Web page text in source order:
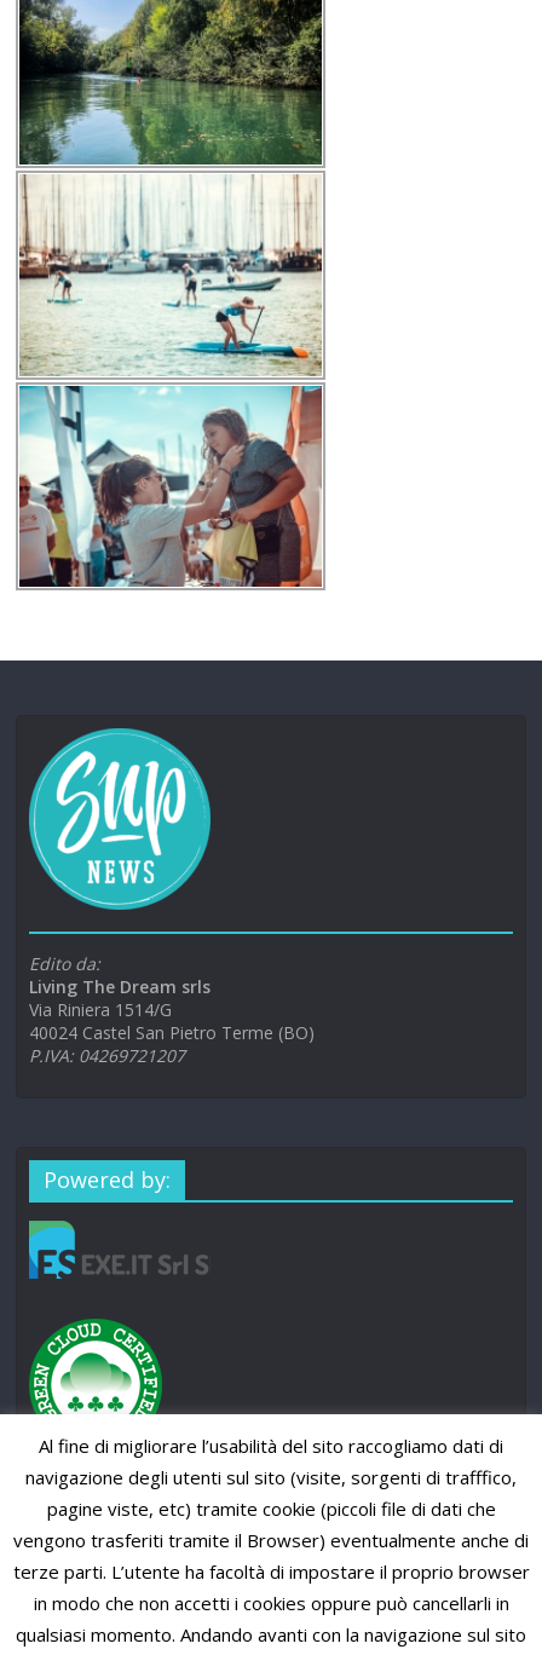
Edito da:
Living The Dream srls
Via Riniera 1514/G
40024 Castel San Pietro Terme (BO)
P.IVA: 04269721207
Powered by:
Copyright © 2026SUP News Magazine. All rights reserved.
Al fine di migliorare l’usabilità del sito raccogliamo dati di
navigazione degli utenti sul sito (visite, sorgenti di trafffico,
pagine viste, etc) tramite cookie (piccoli file di dati che
vengono trasferiti tramite il Browser) eventualmente anche di
terze parti. L’utente ha facoltà di impostare il proprio browser
in modo che non accetti i cookies oppure può cancellarli in
qualsiasi momento. Andando avanti con la navigazione sul sito